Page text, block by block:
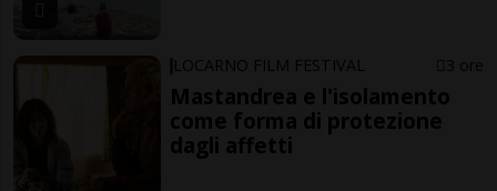
LOCARNO FILM FESTIVAL 3 ore
Mastandrea e l'isolamento
come forma di protezione
dagli affetti